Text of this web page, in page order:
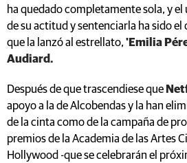
ha quedado completamente sola, y
de su actitud y sentenciarla ha sido el
que la lanzó al estrellato, 'Emilia
Audiard.
Después de que trascendiese que
apoyo a la de Alcobendas y la han
de la cinta como de la campaña de
premios de la Academia de las Artes
Hollywood -que se celebrarán el